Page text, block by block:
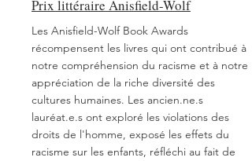
Prix littéraire Anisfield-Wolf
Les Anisfield-Wolf Book Awards
récompensent les livres qui ont contribué à
notre compréhension du racisme et à notre
appréciation de la riche diversité des
cultures humaines. Les ancien.ne.s
lauréat.e.s ont exploré les violations des
droits de l'homme, exposé les effets du
racisme sur les enfants, réfléchi au fait de